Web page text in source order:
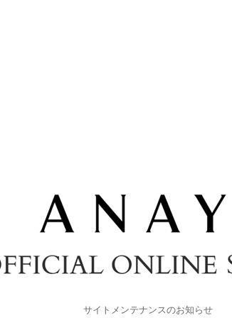
サイトメンテナンスのお知らせ